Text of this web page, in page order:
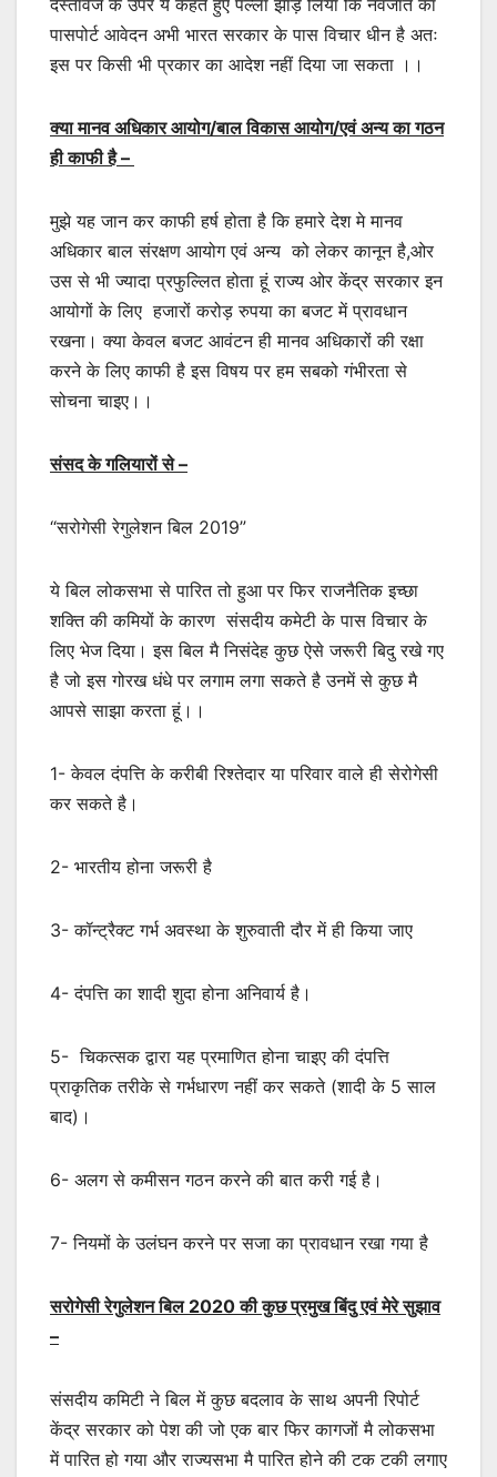
दस्तावेज के उपर ये कहते हुए पल्ला झाड़ लिया कि नवजात का
पासपोर्ट आवेदन अभी भारत सरकार के पास विचार धीन है अतः
इस पर किसी भी प्रकार का आदेश नहीं दिया जा सकता ।।
क्या मानव अधिकार आयोग/बाल विकास आयोग/एवं अन्य का गठन
ही काफी है –
मुझे यह जान कर काफी हर्ष होता है कि हमारे देश मे मानव
अधिकार बाल संरक्षण आयोग एवं अन्य को लेकर कानून है,ओर
उस से भी ज्यादा प्रफुल्लित होता हूं राज्य ओर केंद्र सरकार इन
आयोगों के लिए हजारों करोड़ रुपया का बजट में प्रावधान
रखना। क्या केवल बजट आवंटन ही मानव अधिकारों की रक्षा
करने के लिए काफी है इस विषय पर हम सबको गंभीरता से
सोचना चाइए।।
संसद के गलियारों से –
“सरोगेसी रेगुलेशन बिल 2019”
ये बिल लोकसभा से पारित तो हुआ पर फिर राजनैतिक इच्छा
शक्ति की कमियों के कारण संसदीय कमेटी के पास विचार के
लिए भेज दिया। इस बिल मै निसंदेह कुछ ऐसे जरूरी बिदु रखे गए
है जो इस गोरख धंधे पर लगाम लगा सकते है उनमें से कुछ मै
आपसे साझा करता हूं।।
1- केवल दंपत्ति के करीबी रिश्तेदार या परिवार वाले ही सेरोगेसी
कर सकते है।
2- भारतीय होना जरूरी है
3- कॉन्ट्रैक्ट गर्भ अवस्था के शुरुवाती दौर में ही किया जाए
4- दंपत्ति का शादी शुदा होना अनिवार्य है।
5- चिकत्सक द्वारा यह प्रमाणित होना चाइए की दंपत्ति
प्राकृतिक तरीके से गर्भधारण नहीं कर सकते (शादी के 5 साल
बाद)।
6- अलग से कमीसन गठन करने की बात करी गई है।
7- नियमों के उलंघन करने पर सजा का प्रावधान रखा गया है
सरोगेसी रेगुलेशन बिल 2020 की कुछ प्रमुख बिंदु एवं मेरे सुझाव
–
संसदीय कमिटी ने बिल में कुछ बदलाव के साथ अपनी रिपोर्ट
केंद्र सरकार को पेश की जो एक बार फिर कागजों मै लोकसभा
में पारित हो गया और राज्यसभा मै पारित होने की टक टकी लगाए